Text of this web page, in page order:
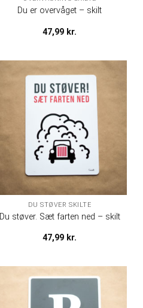
Du er overvåget – skilt
47,99 kr.
DU STØVER SKILTE
Du støver. Sæt farten ned – skilt
47,99 kr.